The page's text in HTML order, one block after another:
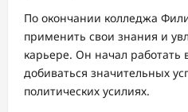
По окончании колледжа
применить свои знания и
карьере. Он начал работать
добиваться значительных
политических усилиях.